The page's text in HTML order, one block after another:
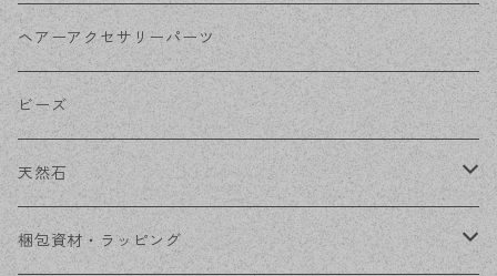
その他
花座・ビーズキャップ
チェーン
その他
アクリル・プラ
ファーボール
リボン
リボン金具
ヘアーアクセサリーパーツ
ビーズ
天然石
穴あき
梱包資材・ラッピング